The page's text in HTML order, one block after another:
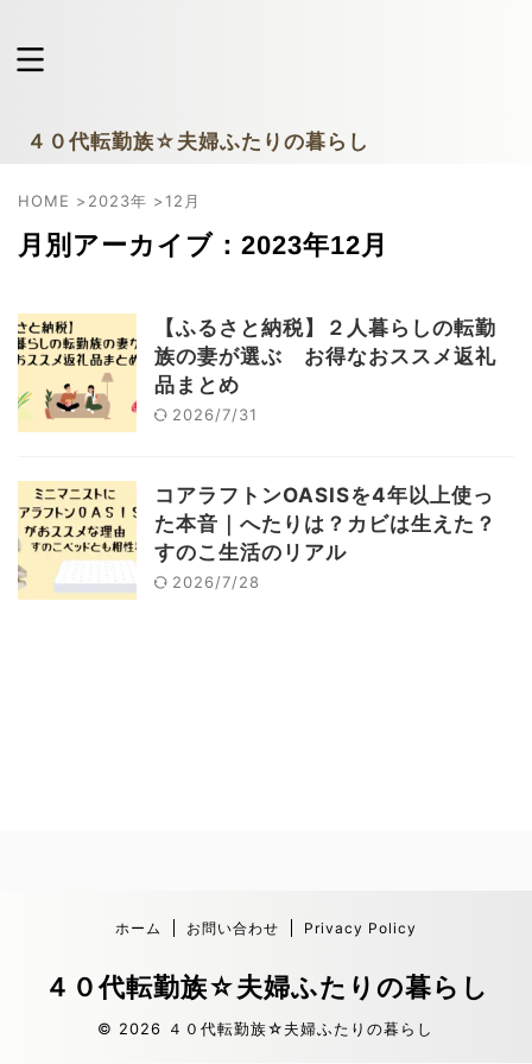
４０代転勤族☆夫婦ふたりの暮らし
HOME >2023年 >12月
月別アーカイブ：2023年12月
【ふるさと納税】２人暮らしの転勤
族の妻が選ぶ お得なおススメ返礼
品まとめ
2026/7/31
コアラフトンOASISを4年以上使っ
た本音｜へたりは？カビは生えた？
すのこ生活のリアル
2026/7/28
ホーム お問い合わせ Privacy Policy
４０代転勤族☆夫婦ふたりの暮らし
© 2026 ４０代転勤族☆夫婦ふたりの暮らし